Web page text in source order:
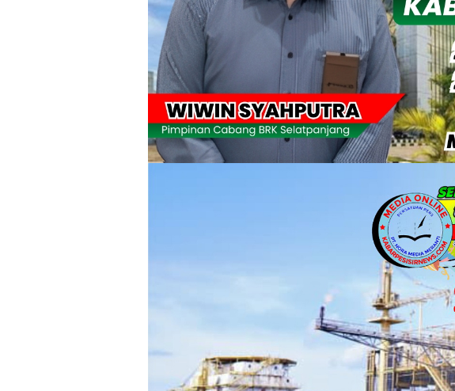
Saat Duka Menyelimuti Korban Serangan Monyet, YBM
Wabup Meranti Serahkan Santunan BPJS Rp52 Juta,
Usut Skandal Lahan Ulayat Desa Palas, Sekoci24.co
Meranti 2026, 30 Putra-Putri Terbaik Disiapkan Kibarkan
Pulihkan Konektivitas Pascabencana, HKI
Bupati Asmar Lepas 77 Kontingen Pramuka Meranti Ikuti
Polres Kepulauan Meranti Gelar Ekspedisi Merah Putih"
PLN Selat Panjang Minta Maaf, Janji Datangkan Mesin
Warga Kecamatan Merbau dan Kecamatan Putri Puyu
FPMP.TB Bersama OPP Teluk Belitung, Dan